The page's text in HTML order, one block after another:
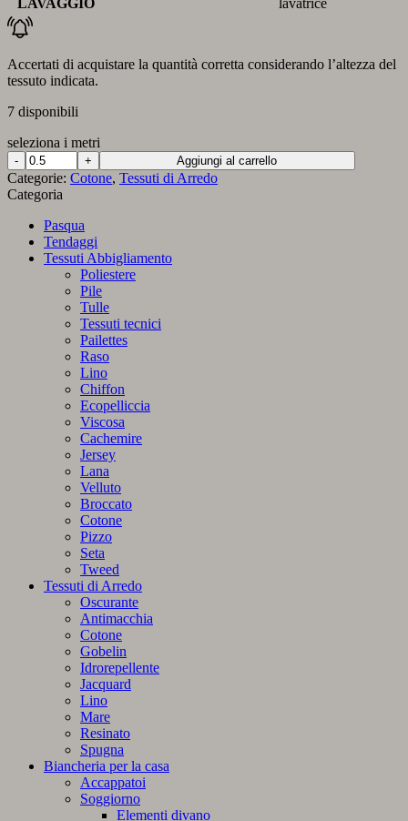
LAVAGGIO lavatrice
Accertati di acquistare la quantità corretta considerando l’altezza del
tessuto indicata.
7 disponibili
seleziona i metri
Cotone
Pini
Stilizzati
Lurex
quantità
Aggiungi al carrello
Categorie: Cotone, Tessuti di Arredo
Categoria
Pasqua
Tendaggi
Tessuti Abbigliamento
Poliestere
Pile
Tulle
Tessuti tecnici
Pailettes
Raso
Lino
Chiffon
Ecopelliccia
Viscosa
Cachemire
Jersey
Lana
Velluto
Broccato
Cotone
Pizzo
Seta
Tweed
Tessuti di Arredo
Oscurante
Antimacchia
Cotone
Gobelin
Idrorepellente
Jacquard
Lino
Mare
Resinato
Spugna
Biancheria per la casa
Accappatoi
Soggiorno
Elementi divano